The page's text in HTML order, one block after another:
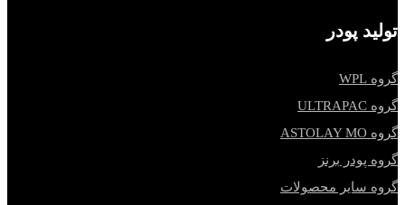
تولید پودر
گروه WPL
گروه ULTRAPAC
گروه ASTOLAY MO
گروه پودر برنز
گروه سایر محصولات